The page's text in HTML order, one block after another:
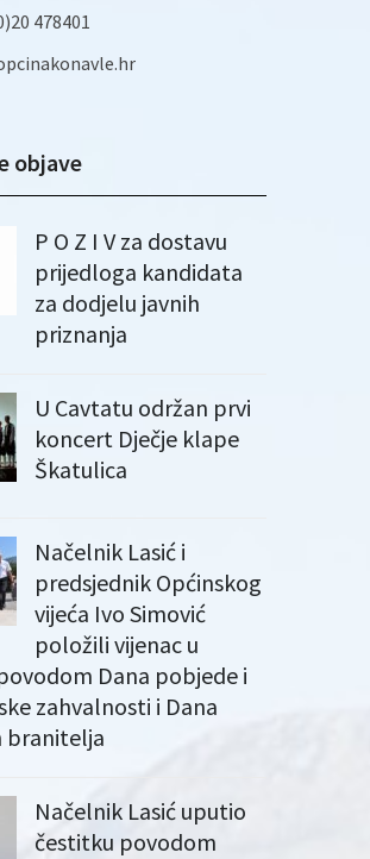
478401
objave
P O Z I V za dostavu
prijedloga kandidata
za dodjelu javnih
priznanja
U Cavtatu održan prvi
koncert Dječje klape
Škatulica
Načelnik Lasić i
predsjednik Općinskog
vijeća Ivo Simović
položili vijenac u
Dana pobjede i
zahvalnosti i Dana
branitelja
Načelnik Lasić uputio
čestitku povodom